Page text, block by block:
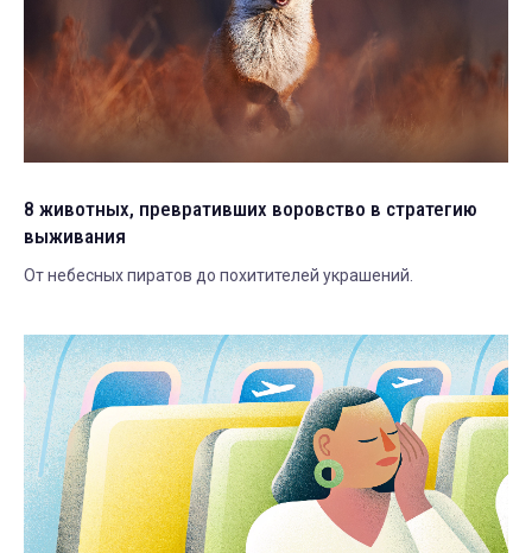
8 животных, превративших воровство в стратегию
выживания
От небесных пиратов до похитителей украшений.